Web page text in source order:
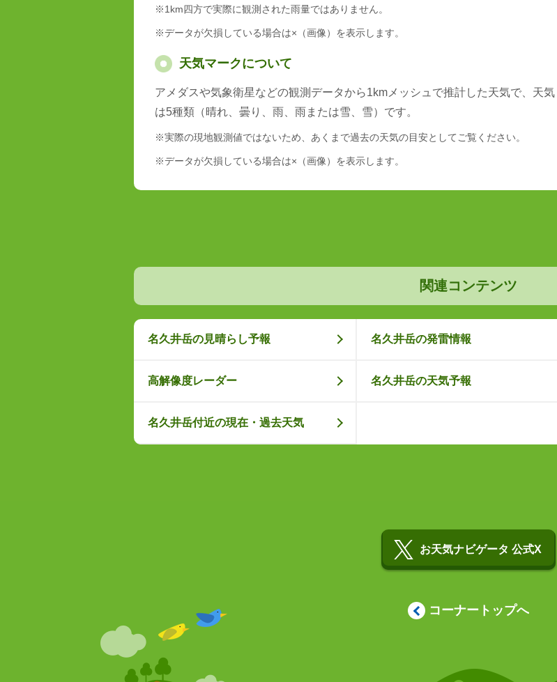
※1km四方で実際に観測された雨量ではありません。
※データが欠損している場合は×（画像）を表示します。
天気マークについて
アメダスや気象衛星などの観測データから1kmメッシュで推計した天気で、天気
は5種類（晴れ、曇り、雨、雨または雪、雪）です。
※実際の現地観測値ではないため、あくまで過去の天気の目安としてご覧ください。
※データが欠損している場合は×（画像）を表示します。
関連コンテンツ
名久井岳の見晴らし予報 名久井岳の発雷情報
高解像度レーダー 名久井岳の天気予報
名久井岳付近の現在・過去天気
お天気ナビゲータ 公式X
コーナートップへ